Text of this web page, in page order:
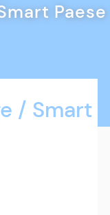
Paese
/ Smart